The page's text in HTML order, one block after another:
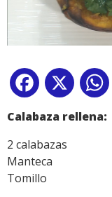
Facebook
X
Calabaza rellena:
2 calabazas
Manteca
Tomillo